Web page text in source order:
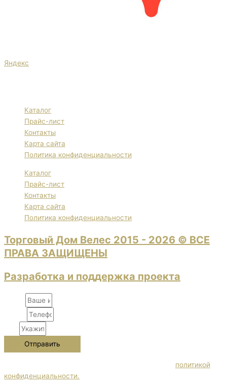
Яндекс
Каталог
Прайс-лист
Контакты
Карта сайта
Политика конфиденциальности
Каталог
Прайс-лист
Контакты
Карта сайта
Политика конфиденциальности
Торговый Дом Велес 2015 - 2026 © ВСЕ
ПРАВА ЗАЩИЩЕНЫ
Разработка и поддержка проекта
Отправить
политикой
конфиденциальности.